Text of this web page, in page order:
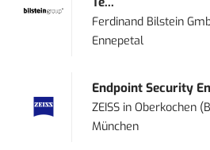
Ferdinand Bilstein
Ennepetal
Endpoint Security
ZEISS inOberkochen
München